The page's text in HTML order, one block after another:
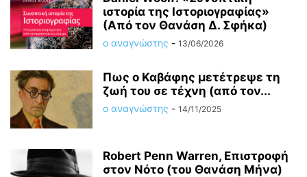
ιστορία της Ιστοριογραφίας»
(Από τον Θανάση Δ. Σφήκα)
ο αναγνώστης - 13/06/2026
Πως ο Καβάφης μετέτρεψε τη
ζωή του σε τέχνη (από τον...
ο αναγνώστης - 14/11/2025
Robert Penn Warren, Επιστροφή
στον Νότο (του Θανάση Μήνα)